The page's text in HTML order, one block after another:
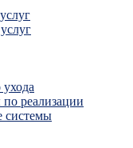
реализации
системы